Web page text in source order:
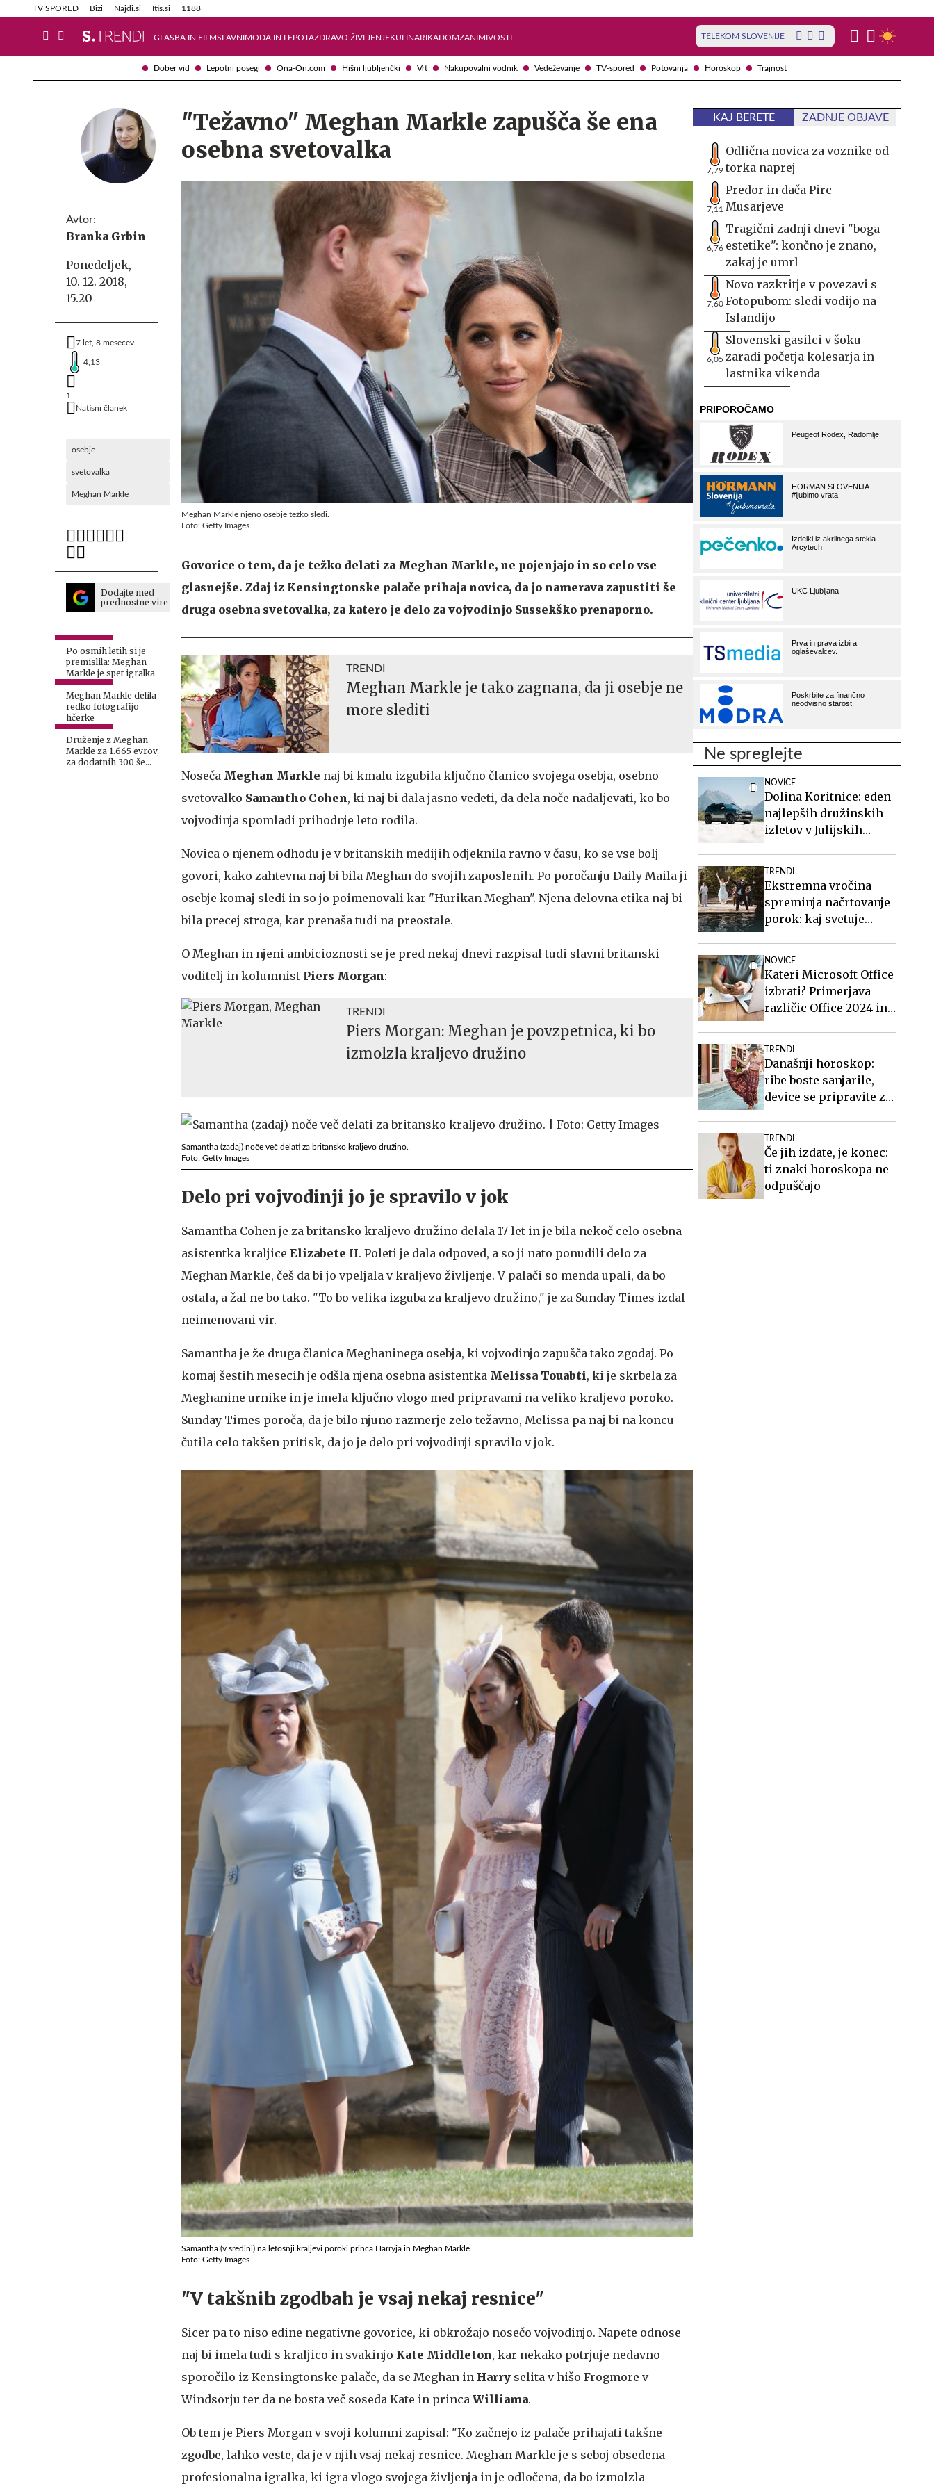
Dober vid Lepotni posegi Ona-On.com Hišni ljubljenčki Vrt Nakupovalni vodnik Vedeževanje TV-spored Potovanja Horoskop Trajnost
TV SPORED Bizi Najdi.si Itis.si 1188
GLASBA IN FILMSLAVNIMODA IN LEPOTAZDRAVO ŽIVLJENJEKULINARIKADOMZANIMIVOSTI TELEKOM SLOVENIJE
Info in obvestila Tehnik
Avtor:
Branka Grbin
Ponedeljek,
10. 12. 2018,
15.20
7 let, 8 mesecev
4,13
1
Natisni članek
osebje
svetovalka
Meghan Markle
Dodajte med
prednostne vire
Po osmih letih si je
premislila: Meghan
Markle je spet igralka
Meghan Markle delila
redko fotografijo
hčerke
Druženje z Meghan
Markle za 1.665 evrov,
za dodatnih 300 še
"Težavno" Meghan Markle zapušča še ena
osebna svetovalka
Meghan Markle njeno osebje težko sledi.
Foto: Getty Images
Govorice o tem, da je težko delati za Meghan Markle, ne pojenjajo in so celo vse
glasnejše. Zdaj iz Kensingtonske palače prihaja novica, da jo namerava zapustiti še
druga osebna svetovalka, za katero je delo za vojvodinjo Sussekško prenaporno.
TRENDI
Meghan Markle je tako zagnana, da ji osebje ne
more slediti
Noseča Meghan Markle naj bi kmalu izgubila ključno članico svojega osebja, osebno
svetovalko Samantho Cohen, ki naj bi dala jasno vedeti, da dela noče nadaljevati, ko bo
vojvodinja spomladi prihodnje leto rodila.
Novica o njenem odhodu je v britanskih medijih odjeknila ravno v času, ko se vse bolj
govori, kako zahtevna naj bi bila Meghan do svojih zaposlenih. Po poročanju Daily Maila ji
osebje komaj sledi in so jo poimenovali kar "Hurikan Meghan". Njena delovna etika naj bi
bila precej stroga, kar prenaša tudi na preostale.
O Meghan in njeni ambicioznosti se je pred nekaj dnevi razpisal tudi slavni britanski
voditelj in kolumnist Piers Morgan:
TRENDI
Piers Morgan: Meghan je povzpetnica, ki bo
izmolzla kraljevo družino
Samantha (zadaj) noče več delati za britansko kraljevo družino.
Foto: Getty Images
Delo pri vojvodinji jo je spravilo v jok
Samantha Cohen je za britansko kraljevo družino delala 17 let in je bila nekoč celo osebna
asistentka kraljice Elizabete II. Poleti je dala odpoved, a so ji nato ponudili delo za
Meghan Markle, češ da bi jo vpeljala v kraljevo življenje. V palači so menda upali, da bo
ostala, a žal ne bo tako. "To bo velika izguba za kraljevo družino," je za Sunday Times izdal
neimenovani vir.
Samantha je že druga članica Meghaninega osebja, ki vojvodinjo zapušča tako zgodaj. Po
komaj šestih mesecih je odšla njena osebna asistentka Melissa Touabti, ki je skrbela za
Meghanine urnike in je imela ključno vlogo med pripravami na veliko kraljevo poroko.
Sunday Times poroča, da je bilo njuno razmerje zelo težavno, Melissa pa naj bi na koncu
čutila celo takšen pritisk, da jo je delo pri vojvodinji spravilo v jok.
Samantha (v sredini) na letošnji kraljevi poroki princa Harryja in Meghan Markle.
Foto: Getty Images
"V takšnih zgodbah je vsaj nekaj resnice"
Sicer pa to niso edine negativne govorice, ki obkrožajo nosečo vojvodinjo. Napete odnose
naj bi imela tudi s kraljico in svakinjo Kate Middleton, kar nekako potrjuje nedavno
sporočilo iz Kensingtonske palače, da se Meghan in Harry selita v hišo Frogmore v
Windsorju ter da ne bosta več soseda Kate in princa Williama.
Ob tem je Piers Morgan v svoji kolumni zapisal: "Ko začnejo iz palače prihajati takšne
zgodbe, lahko veste, da je v njih vsaj nekaj resnice. Meghan Markle je s seboj obsedena
profesionalna igralka, ki igra vlogo svojega življenja in je odločena, da bo izmolzla
KAJ BERETE ZADNJE OBJAVE
7,79
Odlična novica za voznike od
torka naprej
7,11
Predor in dača Pirc
Musarjeve
6,76
Tragični zadnji dnevi "boga
estetike": končno je znano,
zakaj je umrl
7,60
Novo razkritje v povezavi s
Fotopubom: sledi vodijo na
Islandijo
6,05
Slovenski gasilci v šoku
zaradi početja kolesarja in
lastnika vikenda
Ne spreglejte
NOVICE
Dolina Koritnice: eden
najlepših družinskih
izletov v Julijskih
TRENDI
Ekstremna vročina
spreminja načrtovanje
porok: kaj svetuje
NOVICE
Kateri Microsoft Office
izbrati? Primerjava
različic Office 2024 in
TRENDI
Današnji horoskop:
ribe boste sanjarile,
device se pripravite za
TRENDI
Če jih izdate, je konec:
ti znaki horoskopa ne
odpuščajo